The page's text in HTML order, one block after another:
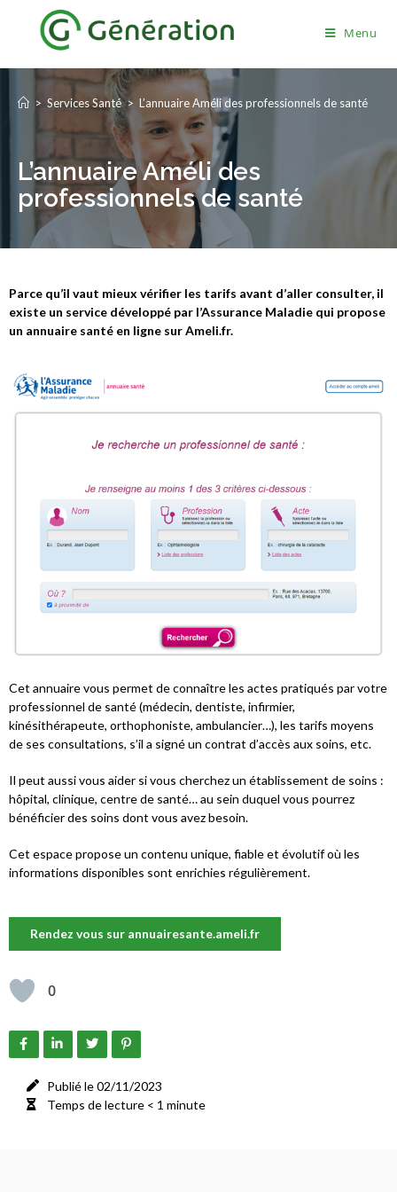
Menu
> Services Santé > L’annuaire Améli des professionnels de santé
L’annuaire Améli des
professionnels de santé
Parce qu’il vaut mieux vérifier les tarifs avant d’aller consulter, il
existe un service développé par l’Assurance Maladie qui propose
un annuaire santé en ligne sur Ameli.fr.
Cet annuaire vous permet de connaître les actes pratiqués par votre
professionnel de santé (médecin, dentiste, infirmier,
kinésithérapeute, orthophoniste, ambulancier…), les tarifs moyens
de ses consultations, s’il a signé un contrat d’accès aux soins, etc.
Il peut aussi vous aider si vous cherchez un établissement de soins :
hôpital, clinique, centre de santé… au sein duquel vous pourrez
bénéficier des soins dont vous avez besoin.
Cet espace propose un contenu unique, fiable et évolutif où les
informations disponibles sont enrichies régulièrement.
Rendez vous sur annuairesante.ameli.fr
0
Publié le 02/11/2023
Temps de lecture < 1 minute